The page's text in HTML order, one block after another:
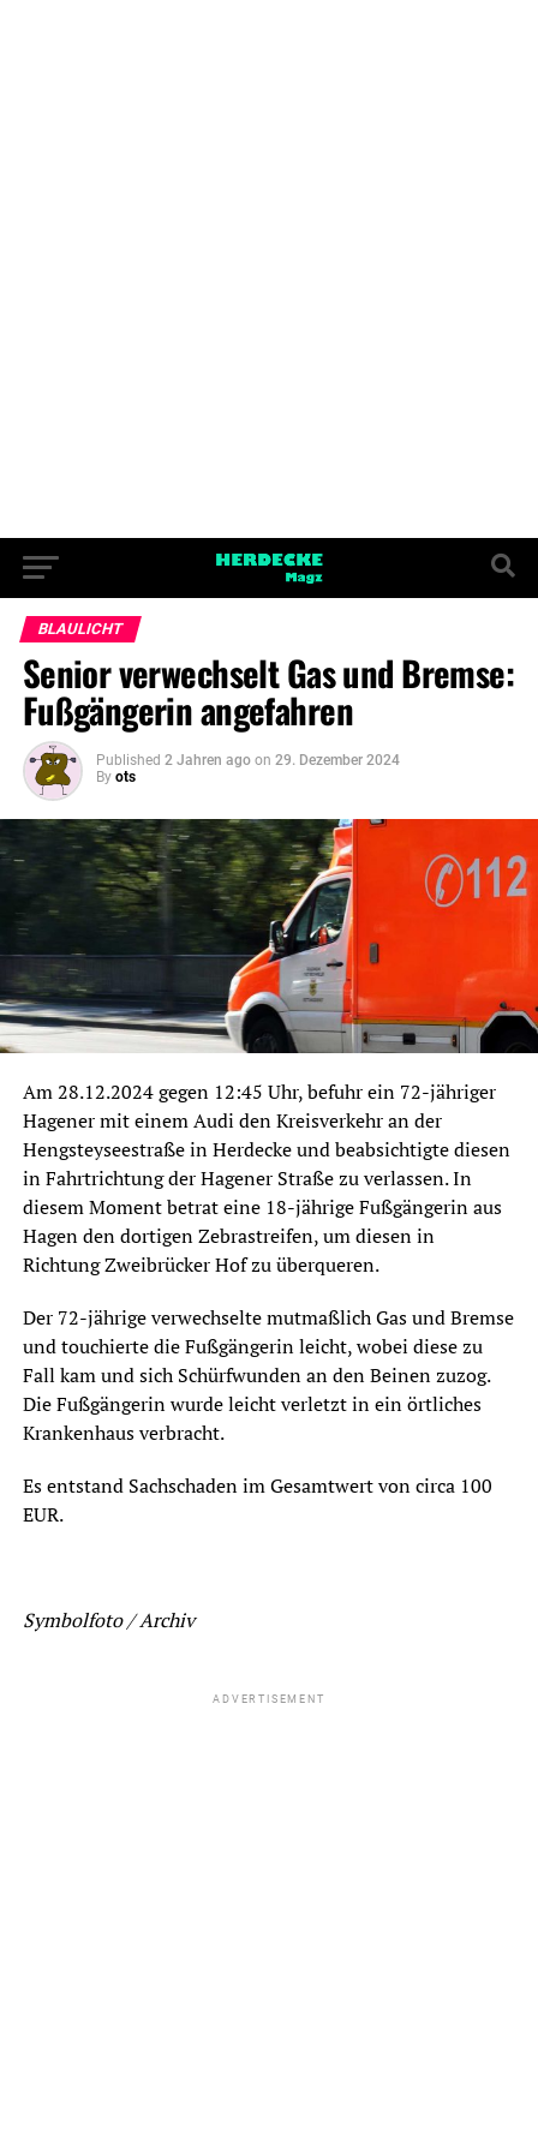
BLAULICHT
Senior verwechselt Gas und Bremse:
Fußgängerin angefahren
Published 2 Jahren ago on 29. Dezember 2024
By ots
Am 28.12.2024 gegen 12:45 Uhr, befuhr ein 72-jähriger
Hagener mit einem Audi den Kreisverkehr an der
Hengsteyseestraße in Herdecke und beabsichtigte diesen
in Fahrtrichtung der Hagener Straße zu verlassen. In
diesem Moment betrat eine 18-jährige Fußgängerin aus
Hagen den dortigen Zebrastreifen, um diesen in
Richtung Zweibrücker Hof zu überqueren.
Der 72-jährige verwechselte mutmaßlich Gas und Bremse
und touchierte die Fußgängerin leicht, wobei diese zu
Fall kam und sich Schürfwunden an den Beinen zuzog.
Die Fußgängerin wurde leicht verletzt in ein örtliches
Krankenhaus verbracht.
Es entstand Sachschaden im Gesamtwert von circa 100
EUR.
Symbolfoto / Archiv
ADVERTISEMENT